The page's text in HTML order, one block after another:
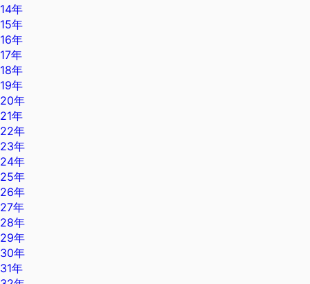
14年
15年
16年
17年
18年
19年
20年
21年
22年
23年
24年
25年
26年
27年
28年
29年
30年
31年